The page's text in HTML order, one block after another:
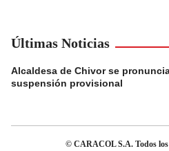
Últimas Noticias
Alcaldesa de Chivor se
suspensión provisional
© CARACOL S.A. Todos los